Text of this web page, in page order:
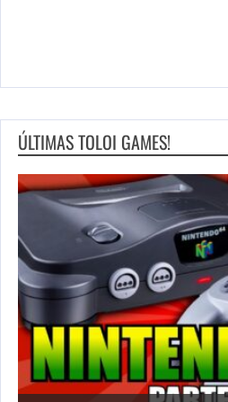
ÚLTIMAS TOLOI GAMES!